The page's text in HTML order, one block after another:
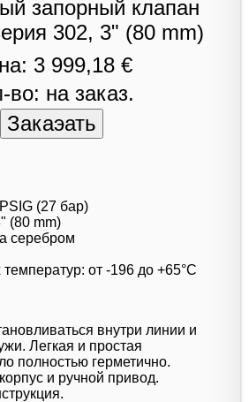
3 999,18 €
во: на заказ.
(27 бар)
(80 mm)
серебром
от -196 до +65°С
внутри линии и
Легкая и простая
полностью герметично.
и ручной привод.